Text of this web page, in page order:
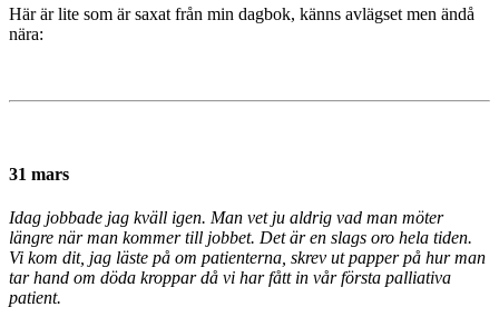
Här är lite som är saxat från min dagbok, känns avlägset men ändå
nära:
31 mars
Idag jobbade jag kväll igen. Man vet ju aldrig vad man möter
längre när man kommer till jobbet. Det är en slags oro hela tiden.
Vi kom dit, jag läste på om patienterna, skrev ut papper på hur man
tar hand om döda kroppar då vi har fått in vår första palliativa
patient.